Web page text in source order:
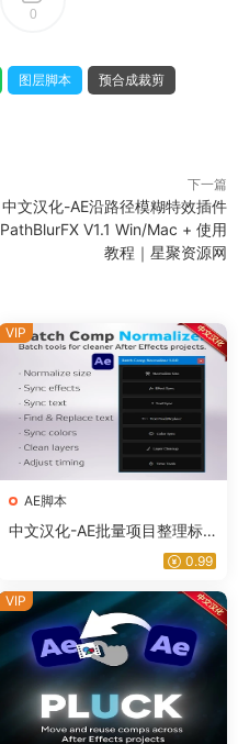
0
图层脚本 预合成裁剪
下一篇
中文汉化-AE沿路径模糊特效插件
PathBlurFX V1.1 Win/Mac + 使用
教程｜星聚资源网
AE脚本
中文汉化-AE批量项目整理标
准化管理脚本 Batch Comp N
ormalizer v1.0.0 + 使用教程
0.99
VIP
VIP